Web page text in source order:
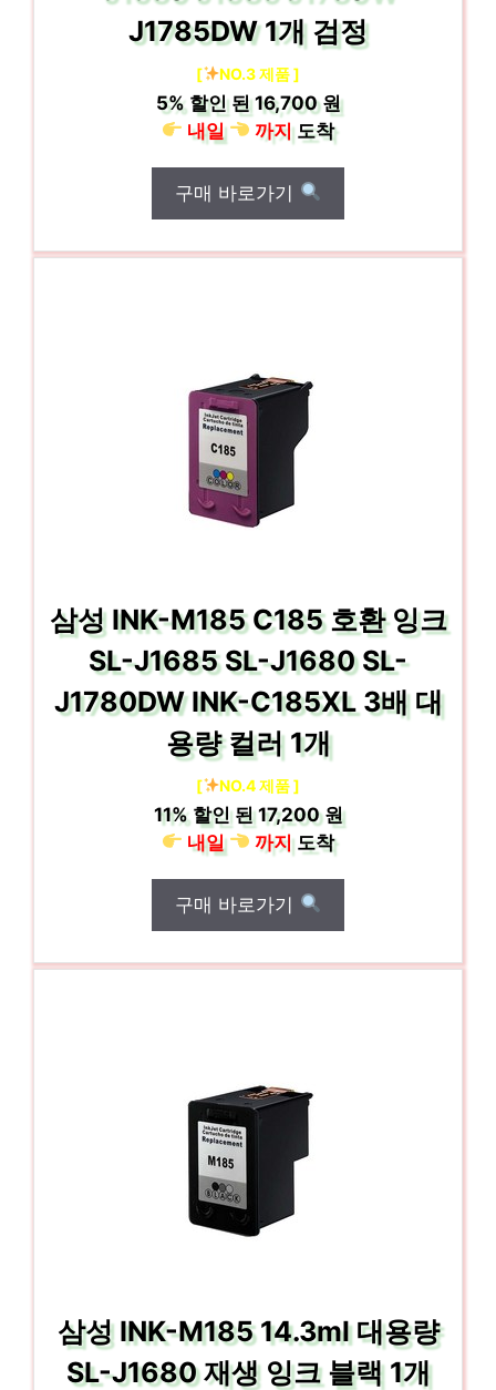
J1785DW 1개 검정
[ NO.3 제품 ]
5%할인 된16,700 원
내일
까지도착
구매 바로가기
삼성 INK-M185 C185 호환 잉크
SL-J1685 SL-J1680 SL-
J1780DW INK-C185XL 3배 대
용량 컬러 1개
[ NO.4 제품 ]
11%할인 된17,200 원
내일
까지도착
구매 바로가기
삼성 INK-M185 14.3ml 대용량
SL-J1680 재생 잉크 블랙 1개